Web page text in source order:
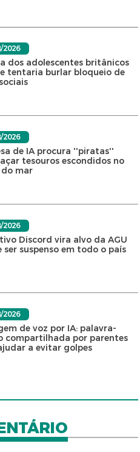
2026
dos adolescentes britânicos
tentaria burlar bloqueio de
2026
de IA procura ''piratas''
tesouros escondidos no
mar
2026
Discord vira alvo da AGU
ser suspenso em todo o país
2026
de voz por IA: palavra-
compartilhada por parentes
a evitar golpes